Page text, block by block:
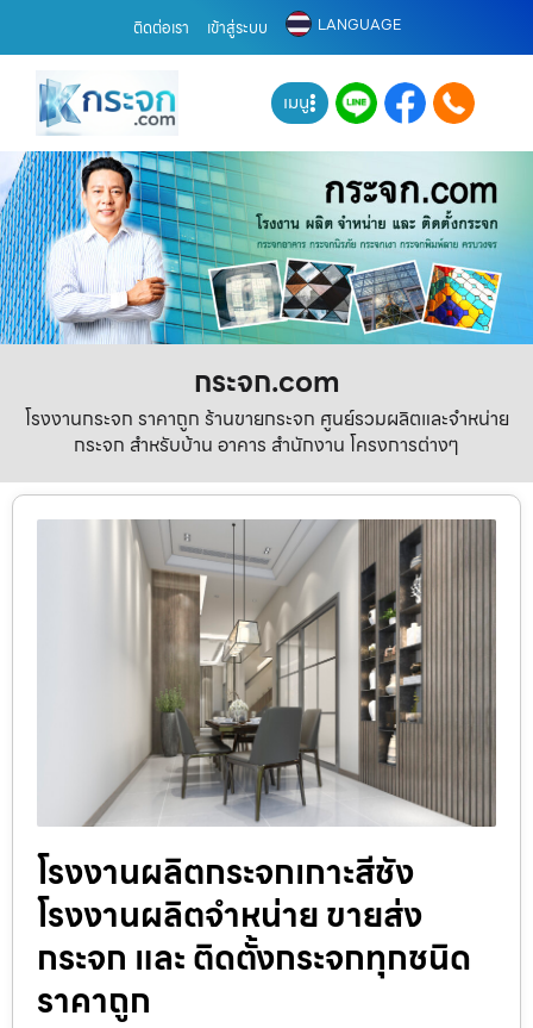
ติดต่อเรา เข้าสู่ระบบ LANGUAGE
เมนู
กระจก.com
โรงงานกระจก ราคาถูก ร้านขายกระจก ศูนย์รวมผลิตและจำหน่าย
กระจก สำหรับบ้าน อาคาร สำนักงาน โครงการต่างๆ
โรงงานผลิตกระจกเกาะสีชัง
โรงงานผลิตจำหน่าย ขายส่ง
กระจก และ ติดตั้งกระจกทุกชนิด
ราคาถูก